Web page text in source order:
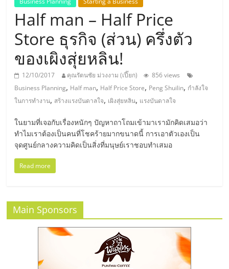
เอ
ส
เอ็
มอี
ไทย,
SMEs,
แฟ
รน
ไชส์,
Half man – Half Price
Store ธุรกิจ (ส่วน) ครึ่งตัว
ของเผิงสุ่ยหลิน!
12/10/2017 คุณรัตนชัย ม่วงงาม (เปี๊ยก)
856 views
Business Planning, Half man, Half Price Store, Peng Shuilin, กำลังใจ
ในการทำงาน, สร้างแรงบันดาลใจ, เผิงสุ่ยหลิน, แรงบันดาลใจ
ในยามที่เจอกับเรื่องหนักๆ ปัญหาถาโถมเข้ามาเรามักคิดเสมอว่า
ทำไมเราต้องเป็นคนที่โชคร้ายมากขนาดนี้ การเอาตัวเองเป็น
จุดศูนย์กลางความคิดเป็นสิ่งที่มนุษย์เราชอบทำเสมอ
Read more
Main Sponsors